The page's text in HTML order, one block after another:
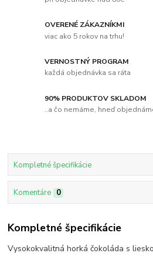
OVERENÉ ZÁKAZNÍKMI
viac ako 5 rokov na trhu!
VERNOSTNÝ PROGRAM
každá objednávka sa ráta
90% PRODUKTOV SKLADOM
..a čo nemáme, hneď
Kompletné špecifikácie
Komentáre 0
Kompletné špecifikácie
Vysokokvalitná horká čokoláda s